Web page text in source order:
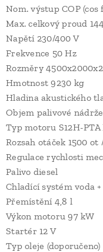
Nom. výstup COP
Max. celkový proud
Napětí 230/400 V
Frekvence 50 Hz
Rozměry
Hmotnost 9230 kg
Hladina akustického
Objem palivové
Typ motoru S12H-
Rozsah otáček 1500 ot
Regulace rychlosti
Palivo diesel
Chladící systém voda
Přemístění 4,8 l
Výkon motoru 97 kW
Startér 12 V
Typ oleje